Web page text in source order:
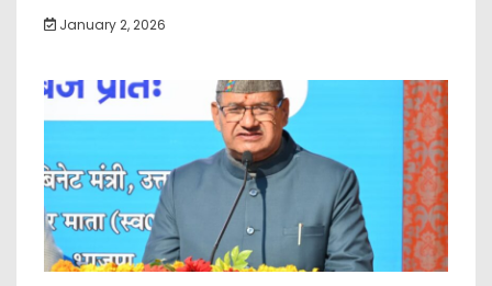
January 2, 2026